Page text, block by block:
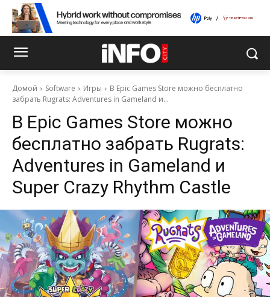
Домой Software Игры
В Epic Games Store можно бесплатно
забрать Rugrats: Adventures in Gameland и...
В Epic Games Store можно
бесплатно забрать Rugrats:
Adventures in Gameland и
Super Crazy Rhythm Castle